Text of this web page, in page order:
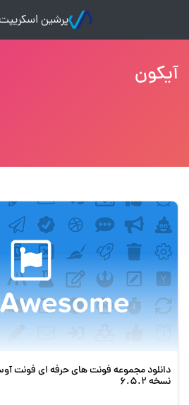
پرشین
آیکون
نسخه 6.5.2